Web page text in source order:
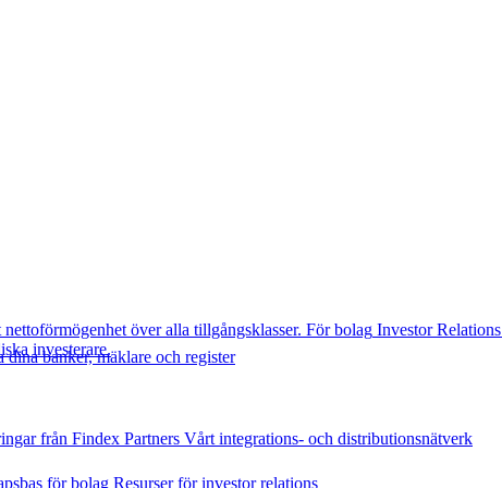
över alla tillgångsklasser. För bolag Investor Relations
investerare.
dina banker, mäklare och register
från Findex Partners Vårt integrations- och distributionsnätverk
för bolag Resurser för investor relations